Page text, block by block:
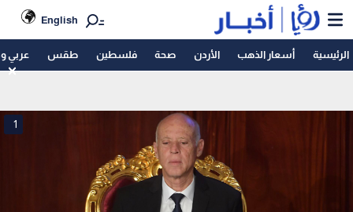
English
الرئيسية أسعار الذهب الأردن صحة فلسطين طقس عربي
1